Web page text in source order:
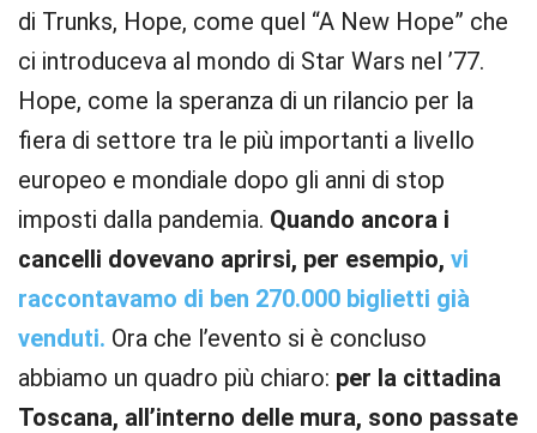
di Trunks, Hope, come quel “A New Hope” che
ci introduceva al mondo di Star Wars nel ’77.
Hope, come la speranza di un rilancio per la
fiera di settore tra le più importanti a livello
europeo e mondiale dopo gli anni di stop
imposti dalla pandemia. Quando ancora i
cancelli dovevano aprirsi, per esempio, vi
raccontavamo di ben 270.000 biglietti già
venduti. Ora che l’evento si è concluso
abbiamo un quadro più chiaro: per la cittadina
Toscana, all’interno delle mura, sono passate